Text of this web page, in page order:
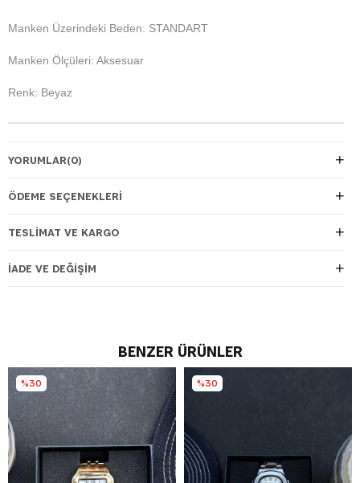
Manken Üzerindeki Beden: STANDART
Manken Ölçüleri: Aksesuar
Renk: Beyaz
YORUMLAR(0)
ÖDEME SEÇENEKLERI
TESLIMAT VE KARGO
İADE VE DEĞIŞIM
BENZER ÜRÜNLER
%30 %30